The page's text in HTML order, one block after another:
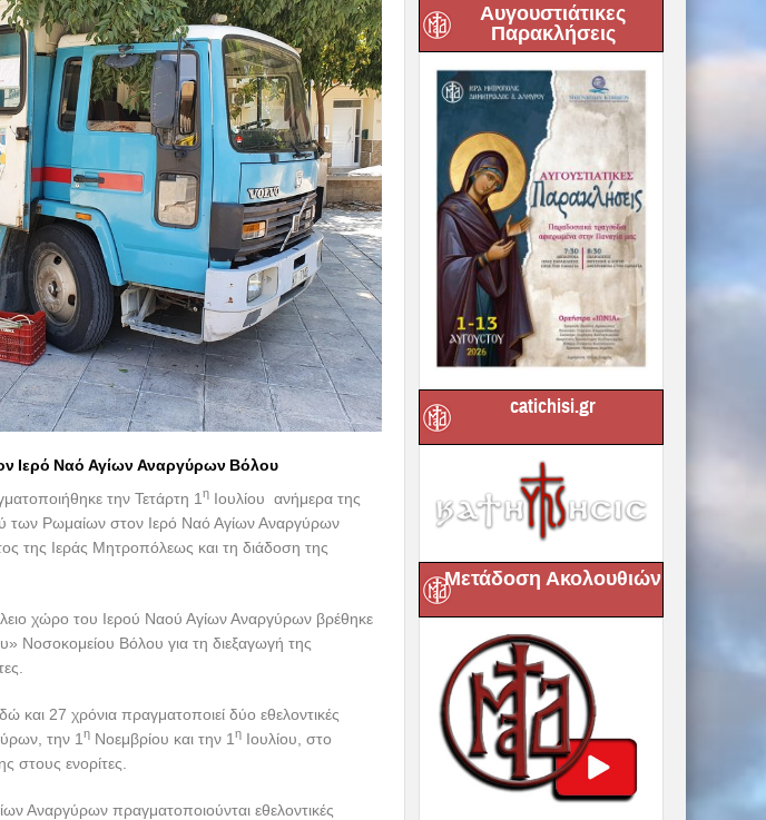
Ιερό Ναό Αγίων Αναργύρων Βόλου
την Τετάρτη 1 ηΙουλίου ανήμερα της
των Ρωμαίων στον Ιερό Ναό Αγίων Αναργύρων
της Ιεράς Μητροπόλεως και τη διάδοση της
χώρο του Ιερού Ναού Αγίων Αναργύρων βρέθηκε
Νοσοκομείου Βόλου για τη διεξαγωγή της
27 χρόνια πραγματοποιεί δύο εθελοντικές
την 1 ηΝοεμβρίου και την 1 ηΙουλίου, στο
στους ενορίτες.
Αναργύρων πραγματοποιούνται εθελοντικές
Αυγουστιάτικες
Παρακλήσεις
catichisi.gr
Μετάδοση Ακολουθιών